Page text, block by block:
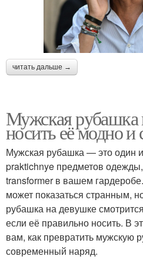
читать дальше →
Мужская рубашка
носить её модно и
Мужская рубашка — это один
praktichnye предметов
transformer в вашем
может показаться странным,
рубашка на девушке
если её правильно носить. В
вам, как превратить мужскую
современный наряд.